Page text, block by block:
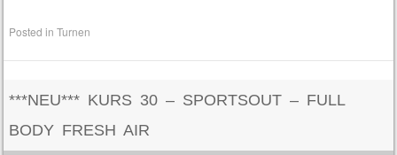
Posted inTurnen
***NEU*** KURS 30 – SPORTSOUT – FULL
BODY FRESH AIR